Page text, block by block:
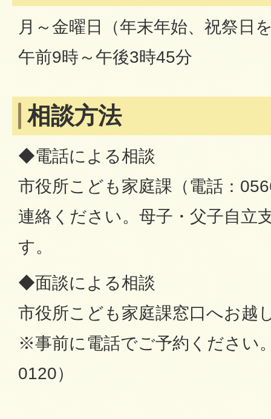
月～金曜日（年末年始、祝祭日
午前9時～午後3時45分
相談方法
◆電話による相談
市役所こども家庭課（電話：
連絡ください。母子・父子自立
す。
◆面談による相談
市役所こども家庭課窓口へお越
※事前に電話でご予約ください
0120）